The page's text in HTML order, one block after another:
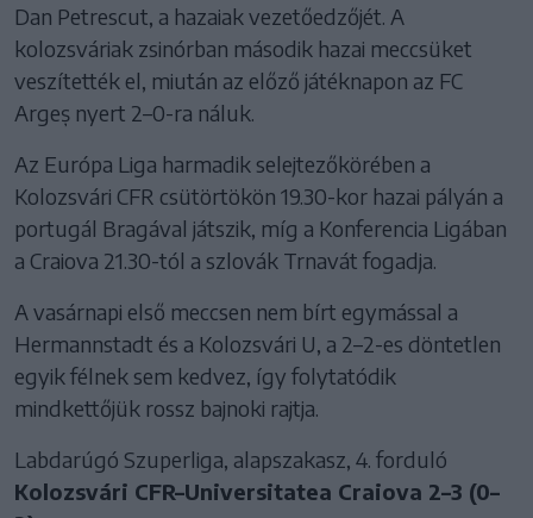
Dan Petrescut, a hazaiak vezetőedzőjét. A
kolozsváriak zsinórban második hazai meccsüket
veszítették el, miután az előző játéknapon az FC
Argeș nyert 2–0-ra náluk.
Az Európa Liga harmadik selejtezőkörében a
Kolozsvári CFR csütörtökön 19.30-kor hazai pályán a
portugál Bragával játszik, míg a Konferencia Ligában
a Craiova 21.30-tól a szlovák Trnavát fogadja.
A vasárnapi első meccsen nem bírt egymással a
Hermannstadt és a Kolozsvári U, a 2–2-es döntetlen
egyik félnek sem kedvez, így folytatódik
mindkettőjük rossz bajnoki rajtja.
Labdarúgó Szuperliga, alapszakasz, 4. forduló
Kolozsvári CFR–Universitatea Craiova 2–3 (0–